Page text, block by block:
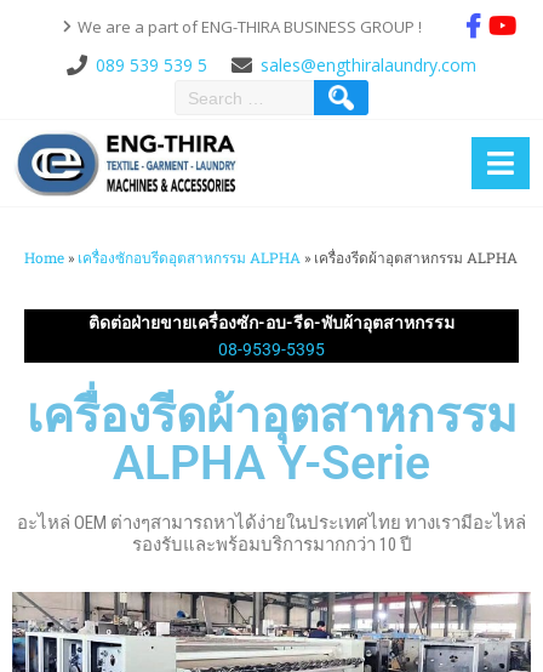
We are a part of ENG-THIRA BUSINESS GROUP !
089 539 539 5 sales@engthiralaundry.com
Home » เครื่องซักอบรีดอุตสาหกรรม ALPHA » เครื่องรีดผ้าอุตสาหกรรม ALPHA
ติดต่อฝ่ายขายเครื่องซัก-อบ-รีด-พับผ้าอุตสาหกรรม
08-9539-5395
เครื่องรีดผ้าอุตสาหกรรม
ALPHA Y-Serie
อะไหล่ OEM ต่างๆสามารถหาได้ง่ายในประเทศไทย ทางเรามีอะไหล่
รองรับและพร้อมบริการมากกว่า 10 ปี